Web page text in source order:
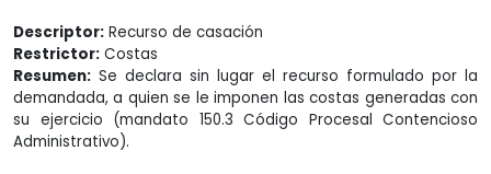
Descriptor: Recurso de casación
Restrictor: Costas
Resumen: Se declara sin lugar el recurso formulado por la
demandada, a quien se le imponen las costas generadas con
su ejercicio (mandato 150.3 Código Procesal Contencioso
Administrativo).